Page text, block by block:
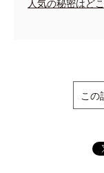
人気の秘密はど
この